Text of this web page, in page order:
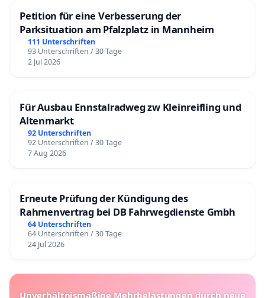
Petition für eine Verbesserung der
Parksituation am Pfalzplatz in Mannheim
111 Unterschriften
93 Unterschriften / 30 Tage
2 Jul 2026
Für Ausbau Ennstalradweg zw Kleinreifling und
Altenmarkt
92 Unterschriften
92 Unterschriften / 30 Tage
7 Aug 2026
Erneute Prüfung der Kündigung des
Rahmenvertrag bei DB Fahrwegdienste Gmbh
64 Unterschriften
64 Unterschriften / 30 Tage
24 Jul 2026
Unverhältnismäßige Mehrbelastungen durch neue